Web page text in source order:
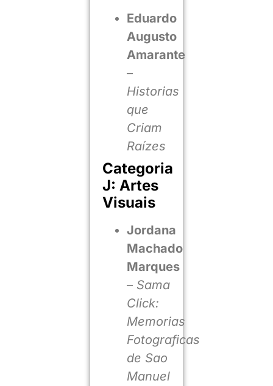
Eduardo
Augusto
Amarante
–
Historias
que
Criam
Raízes
Categoria
J: Artes
Visuais
Jordana
Machado
Marques
– Sama
Click:
Memorias
Fotograficas
de Sao
Manuel